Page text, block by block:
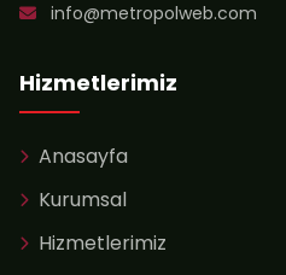
info@metropolweb.com
Hizmetlerimiz
Anasayfa
Kurumsal
Hizmetlerimiz